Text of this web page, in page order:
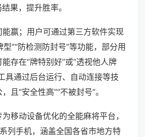
果，提升胜率。
赢；用户可通过第三方软件实现
型”“防检测防封号”等功能，部分用
存在“牌特别好”或“透视他人牌
具通过后台运行、自动连接等技
且“安全性高”“不被封号”。
移动设备优化的全能麻将平台，
列手机，涵盖全国各省市地方特